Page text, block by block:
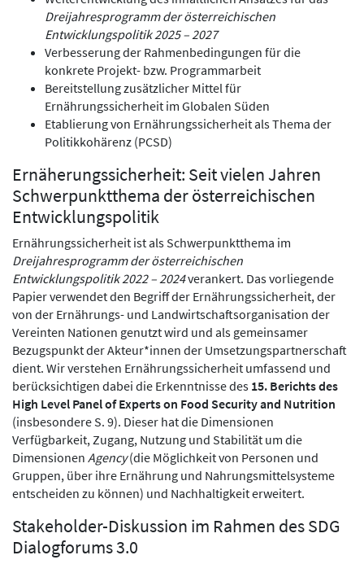
Dreijahresprogramm der österreichischen
Entwicklungspolitik 2025 – 2027
Verbesserung der Rahmenbedingungen für die
konkrete Projekt- bzw. Programmarbeit
Bereitstellung zusätzlicher Mittel für
Ernährungssicherheit im Globalen Süden
Etablierung von Ernährungssicherheit als Thema der
Politikkohärenz (PCSD)
Ernäherungssicherheit: Seit vielen Jahren
Schwerpunktthema der österreichischen
Entwicklungspolitik
Ernährungssicherheit ist als Schwerpunktthema im
Dreijahresprogramm der österreichischen
Entwicklungspolitik 2022 – 2024verankert. Das vorliegende
Papier verwendet den Begriff der Ernährungssicherheit, der
von der Ernährungs- und Landwirtschaftsorganisation der
Vereinten Nationen genutzt wird und als gemeinsamer
Bezugspunkt der Akteur*innen der Umsetzungspartnerschaft
dient. Wir verstehen Ernährungssicherheit umfassend und
berücksichtigen dabei die Erkenntnisse des 15. Berichts des
High Level Panel of Experts on Food Security and Nutrition
(insbesondere S. 9). Dieser hat die Dimensionen
Verfügbarkeit, Zugang, Nutzung und Stabilität um die
Dimensionen Agency(die Möglichkeit von Personen und
Gruppen, über ihre Ernährung und Nahrungsmittelsysteme
entscheiden zu können) und Nachhaltigkeit erweitert.
Stakeholder-Diskussion im Rahmen des SDG
Dialogforums 3.0